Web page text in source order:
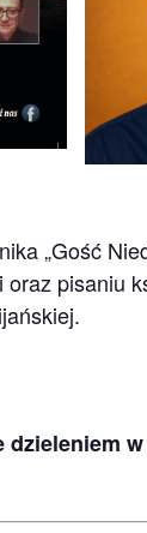
„Gość
pisaniu